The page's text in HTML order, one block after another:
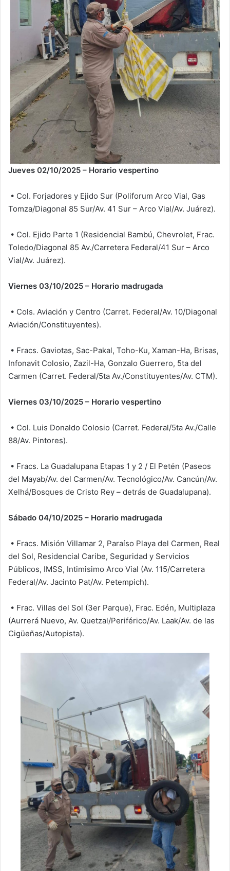
Jueves 02/10/2025 – Horario vespertino
• Col. Forjadores y Ejido Sur (Poliforum Arco Vial, Gas
Tomza/Diagonal 85 Sur/Av. 41 Sur – Arco Vial/Av. Juárez).
• Col. Ejido Parte 1 (Residencial Bambú, Chevrolet, Frac.
Toledo/Diagonal 85 Av./Carretera Federal/41 Sur – Arco
Vial/Av. Juárez).
Viernes 03/10/2025 – Horario madrugada
• Cols. Aviación y Centro (Carret. Federal/Av. 10/Diagonal
Aviación/Constituyentes).
• Fracs. Gaviotas, Sac-Pakal, Toho-Ku, Xaman-Ha, Brisas,
Infonavit Colosio, Zazil-Ha, Gonzalo Guerrero, 5ta del
Carmen (Carret. Federal/5ta Av./Constituyentes/Av. CTM).
Viernes 03/10/2025 – Horario vespertino
• Col. Luis Donaldo Colosio (Carret. Federal/5ta Av./Calle
88/Av. Pintores).
• Fracs. La Guadalupana Etapas 1 y 2 / El Petén (Paseos
del Mayab/Av. del Carmen/Av. Tecnológico/Av. Cancún/Av.
Xelhá/Bosques de Cristo Rey – detrás de Guadalupana).
Sábado 04/10/2025 – Horario madrugada
• Fracs. Misión Villamar 2, Paraíso Playa del Carmen, Real
del Sol, Residencial Caribe, Seguridad y Servicios
Públicos, IMSS, Intimisimo Arco Vial (Av. 115/Carretera
Federal/Av. Jacinto Pat/Av. Petempich).
• Frac. Villas del Sol (3er Parque), Frac. Edén, Multiplaza
(Aurrerá Nuevo, Av. Quetzal/Periférico/Av. Laak/Av. de las
Cigüeñas/Autopista).